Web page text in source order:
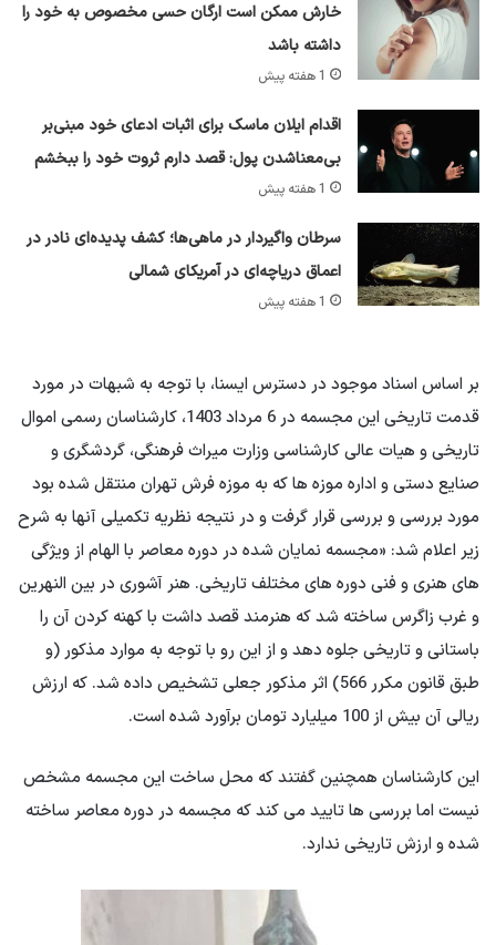
خارش ممکن است ارگان حسی مخصوص به خود را
داشته باشد
1 هفته پیش
اقدام ایلان ماسک برای اثبات ادعای خود مبنی‌بر
بی‌معناشدن پول: قصد دارم ثروت خود را ببخشم
1 هفته پیش
سرطان واگیردار در ماهی‌ها؛ کشف پدیده‌ای نادر در
اعماق دریاچه‌ای در آمریکای شمالی
1 هفته پیش
بر اساس اسناد موجود در دسترس ایسنا، با توجه به شبهات در مورد
قدمت تاریخی این مجسمه در 6 مرداد 1403، کارشناسان رسمی اموال
تاریخی و هیات عالی کارشناسی وزارت میراث فرهنگی، گردشگری و
صنایع دستی و اداره موزه ها که به موزه فرش تهران منتقل شده بود
مورد بررسی و بررسی قرار گرفت و در نتیجه نظریه تکمیلی آنها به شرح
زیر اعلام شد: «مجسمه نمایان شده در دوره معاصر با الهام از ویژگی
های هنری و فنی دوره های مختلف تاریخی. هنر آشوری در بین النهرین
و غرب زاگرس ساخته شد که هنرمند قصد داشت با کهنه کردن آن را
باستانی و تاریخی جلوه دهد و از این رو با توجه به موارد مذکور (و
طبق قانون مکرر 566) اثر مذکور جعلی تشخیص داده شد. که ارزش
ریالی آن بیش از 100 میلیارد تومان برآورد شده است.
این کارشناسان همچنین گفتند که محل ساخت این مجسمه مشخص
نیست اما بررسی ها تایید می کند که مجسمه در دوره معاصر ساخته
شده و ارزش تاریخی ندارد.